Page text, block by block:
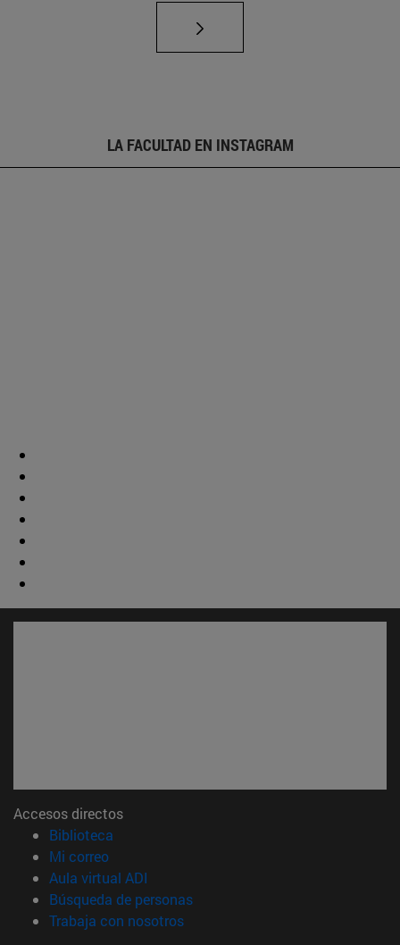
LA FACULTAD EN INSTAGRAM
Accesos directos
Biblioteca
Mi correo(abre en nueva ventana)
Aula virtual ADI
Búsqueda de personas(abre en nueva ventana)
Trabaja con nosotros(abre en nueva ventana)